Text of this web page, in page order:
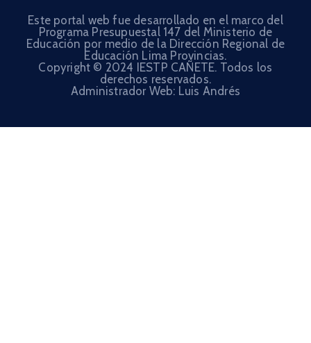
Este portal web fue desarrollado en el marco del
Programa Presupuestal 147 del Ministerio de
Educación por medio de la Dirección Regional de
Educación Lima Provincias.
Copyright © 2024 IESTP CAÑETE. Todos los
derechos reservados.
Administrador Web: Luis Andrés